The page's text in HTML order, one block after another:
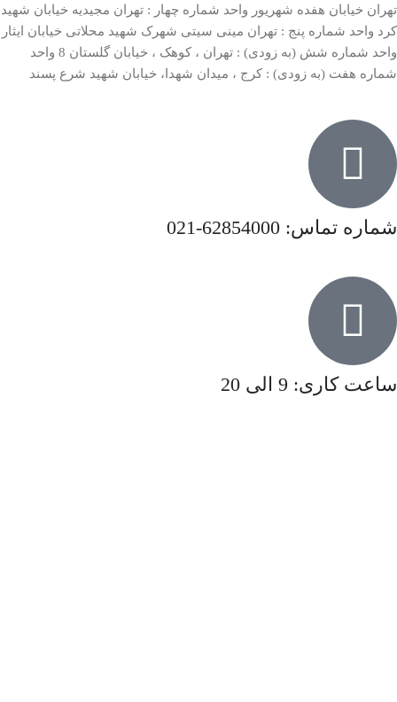
تهران خیابان هفده شهریور واحد شماره چهار : تهران مجیدیه خیابان شهید
کرد واحد شماره پنج : تهران مینی سیتی شهرک شهید محلاتی خیابان ایثار
واحد شماره شش (به زودی) : تهران ، کوهک ، خیابان گلستان 8 واحد
شماره هفت (به زودی) : کرج ، میدان شهدا، خیابان شهید شرع پسند
شماره تماس: 62854000-021
ساعت کاری: 9 الی 20